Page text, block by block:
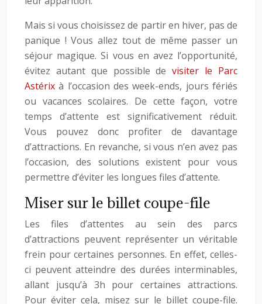
Mais si vous choisissez de partir en hiver, pas de
panique ! Vous allez tout de même passer un
séjour magique. Si vous en avez l’opportunité,
évitez autant que possible devisiter le Parc
Astérix à l’occasion des week-ends, jours fériés
ou vacances scolaires. De cette façon, votre
temps d’attente est significativement réduit.
Vous pouvez donc profiter de davantage
d’attractions. En revanche, si vous n’en avez pas
l’occasion, des solutions existent pour vous
permettre d’éviter les longues files d’attente.
Miser sur le billet coupe-file
Les files d’attentes au sein des parcs
d’attractions peuvent représenter un véritable
frein pour certaines personnes. En effet, celles-
ci peuvent atteindre des durées interminables,
allant jusqu’à 3h pour certaines attractions.
Pour éviter cela, misez sur le billet coupe-file.